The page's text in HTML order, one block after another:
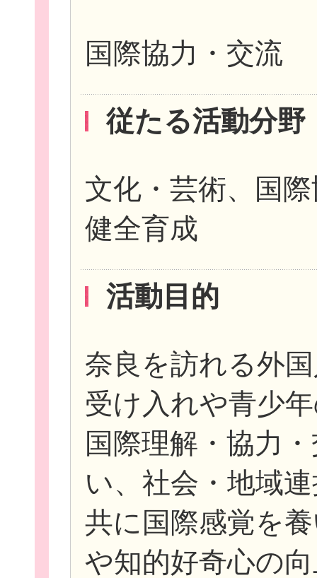
このサイトについて
サイトマップ
国際協力・交流
従たる活動分野
文化・芸術、国
健全育成
活動目的
奈良を訪れる外
受け入れや青少
国際理解・協力
い、社会・地域
共に国際感覚を
や知的好奇心の